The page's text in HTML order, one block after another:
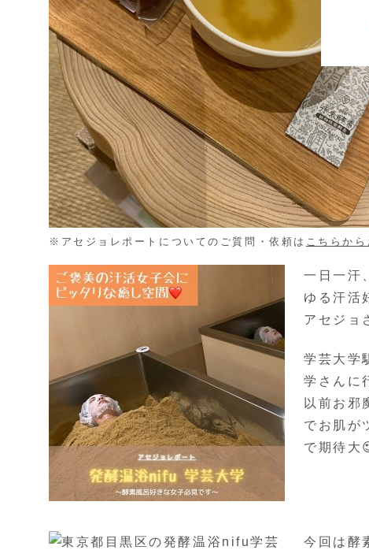
※アセジョレポートについてのご質問・依頼は こちらか
一日一汗
ゆる汗活
アセジョ
学芸大学
学さんに
以前お邪
でお肌が
で期待大
今回は酵